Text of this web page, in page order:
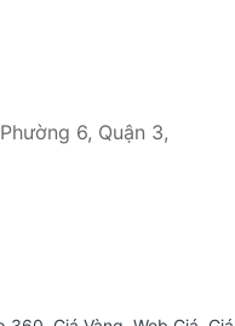
6, Quận 3,